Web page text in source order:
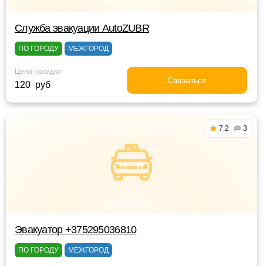
Служба эвакуации AutoZUBR
ПО ГОРОДУ МЕЖГОРОД
Цена посадки
120 руб Связаться
7.2 3
Эвакуатор +375295036810
ПО ГОРОДУ МЕЖГОРОД